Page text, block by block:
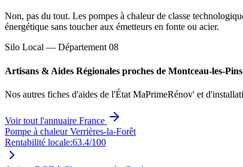
Non, pas du tout. Les pompes à chaleur de classe
énergétique sans toucher aux émetteurs en fonte ou acier.
Silo Local — Département 08
Artisans & Aides Régionales proches de Montceau-les-Pins
Nos autres fiches d'aides de l'État MaPrimeRénov' et
Voir tout l'annuaire France
Pompe à chaleur Verrières-la-Forêt
Rentabilité locale:63.4/100